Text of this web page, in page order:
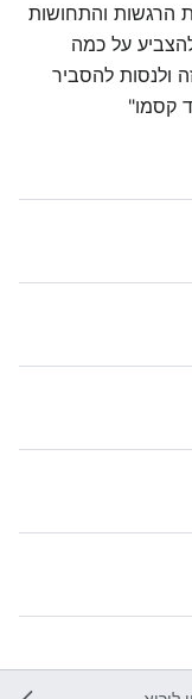
הרגשות והתחושות
על כמה
ולנסות להסביר
קסמו"